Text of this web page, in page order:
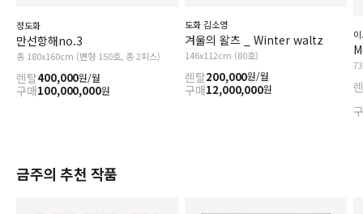
정도화
만선항해no.3
총 180x160cm (변형 150호, 총 2피스)
렌탈400,000원/월
구매100,000,000원
도화 김소영
겨울의 왈츠 _ Winter waltz
146x112cm (80호)
렌탈200,000원/월
구매12,000,000원
금주의 추천 작품